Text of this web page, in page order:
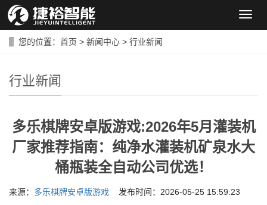
导
您的位置： 首页 > 新闻中心 > 行业新闻
行业新闻
多乐棋牌安卓版游戏:2026年5月灌装机
厂家推荐指南：纯净水灌装机矿泉水大
桶瓶装全自动公司优选！
来源： 多乐棋牌安卓版游戏 发布时间：2026-05-25 15:59:23